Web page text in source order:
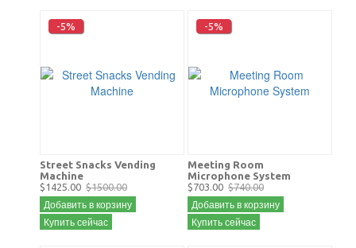
-5%
Street Snacks Vending
Machine
$1425.00 $1500.00
Добавить в корзину
Купить сейчас
-5%
Meeting Room
Microphone System
$703.00 $740.00
Добавить в корзину
Купить сейчас